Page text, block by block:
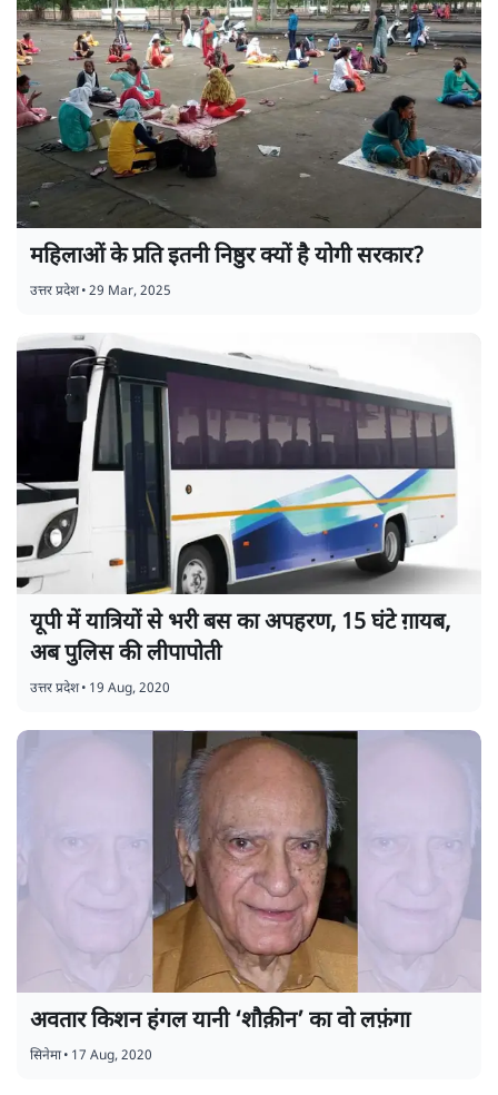
महिलाओं के प्रति इतनी निष्ठुर क्यों है योगी सरकार?
उत्तर प्रदेश•29 Mar, 2025
यूपी में यात्रियों से भरी बस का अपहरण, 15 घंटे ग़ायब,
अब पुलिस की लीपापोती
उत्तर प्रदेश• 19 Aug, 2020
अवतार किशन हंगल यानी ‘शौक़ीन’ का वो लफ़ंगा
सिनेमा• 17 Aug, 2020